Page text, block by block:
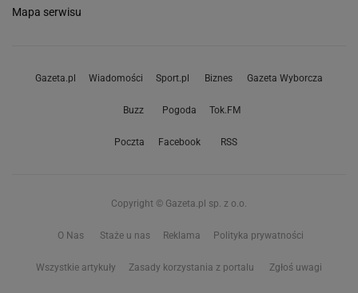
Mapa serwisu
Gazeta.pl Wiadomości Sport.pl Biznes Gazeta Wyborcza
Buzz Pogoda Tok.FM
Poczta Facebook RSS
Copyright © Gazeta.pl sp. z o.o.
O Nas Staże u nas Reklama Polityka prywatności
Wszystkie artykuły Zasady korzystania z portalu Zgłoś uwagi